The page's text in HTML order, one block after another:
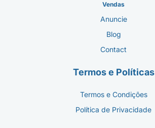
Vendas
Anuncie
Blog
Contact
Termos e Políticas
Termos e Condições
Política de Privacidade